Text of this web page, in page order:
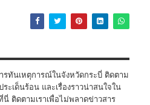
รทันเหตุการณ์ในจังหวัดกระบี่ ติดตาม
ะเด็นร้อน และเรื่องราวน่าสนใจใน
นี่ ติดตามเราเพื่อไม่พลาดข่าวสาร